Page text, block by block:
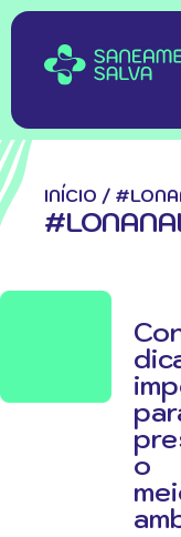
INÍCIO /
o